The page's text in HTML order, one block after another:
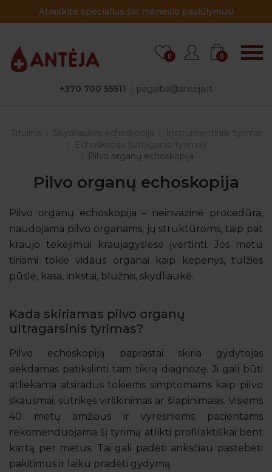
Atraskite specialius šio mėnesio pasiūlymus!
+370 700 55511 pagalba@anteja.lt
0 0
Titulinis Skydliaukės echoskopija
Instrumentiniai tyrimai
Echoskopija (ultragarso tyrimai)
Pilvo organų echoskopija
Pilvo organų echoskopija
Pilvo organų echoskopija – neinvazinė procedūra,
naudojama pilvo organams, jų struktūroms, taip pat
kraujo tekėjimui kraujagyslėse įvertinti. Jos metu
tiriami tokie vidaus organai kaip kepenys, tulžies
pūslė, kasa, inkstai, blužnis, skydliaukė.
Kada skiriamas pilvo organų
ultragarsinis tyrimas?
Pilvo echoskopiją paprastai skiria gydytojas
siekdamas patikslinti tam tikrą diagnozę. Ji gali būti
atliekama atsiradus tokiems simptomams kaip pilvo
skausmai, sutrikęs virškinimas ar šlapinimasis. Visiems
40 metų amžiaus ir vyresniems pacientams
rekomenduojama šį tyrimą atlikti profilaktiškai bent
kartą per metus. Tai gali padėti anksčiau pastebėti
pakitimus ir laiku pradėti gydymą.